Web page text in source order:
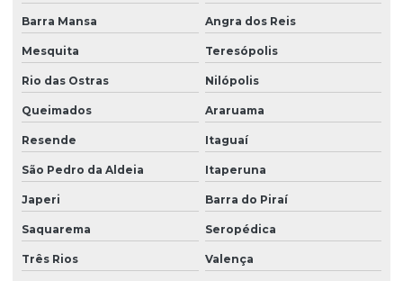
Barra Mansa Angra dos Reis
Mesquita Teresópolis
Rio das Ostras Nilópolis
Queimados Araruama
Resende Itaguaí
São Pedro da Aldeia Itaperuna
Japeri Barra do Piraí
Saquarema Seropédica
Três Rios Valença